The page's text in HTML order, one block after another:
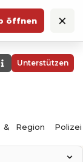
öffnen ×
Unterstützen
& Region Polizei